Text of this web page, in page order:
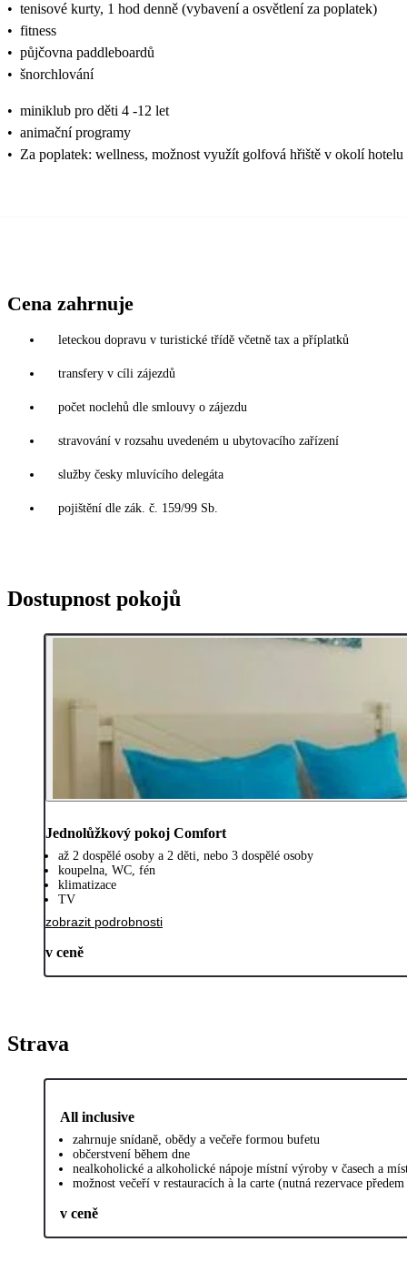
• tenisové kurty, 1 hod denně (vybavení a osvětlení za poplatek)
• fitness
• půjčovna paddleboardů
• šnorchlování
• miniklub pro děti 4 -12 let
• animační programy
• Za poplatek: wellness, možnost využít golfová hřiště v okolí
Cena zahrnuje
leteckou dopravu v turistické třídě včetně tax a příplatků
transfery v cíli zájezdů
počet noclehů dle smlouvy o zájezdu
stravování v rozsahu uvedeném u ubytovacího zařízení
služby česky mluvícího delegáta
pojištění dle zák. č. 159/99 Sb.
Dostupnost pokojů
Jednolůžkový pokoj Comfort
až 2 dospělé osoby a 2 děti, nebo 3 dospělé osoby
koupelna, WC, fén
klimatizace
TV
zobrazit podrobnosti
v ceně
Strava
All inclusive
zahrnuje snídaně, obědy a večeře formou bufetu
občerstvení během dne
nealkoholické a alkoholické nápoje místní výroby v časech a
možnost večeří v restauracích à la carte (nutná rezervace
v ceně